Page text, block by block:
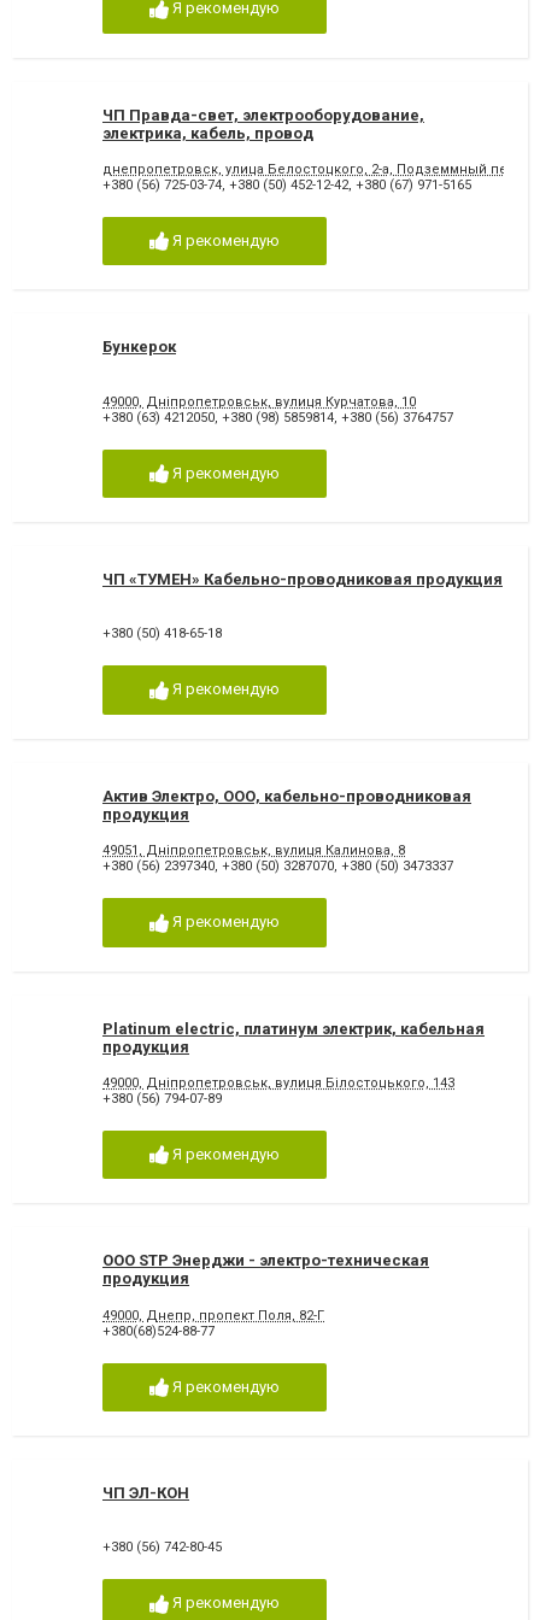
Я рекомендую
ЧП Правда-свет, электрооборудование,
электрика, кабель, провод
днепропетровск, улица Белостоцкого, 2-а, Подземмный
+380 (56) 725-03-74, +380 (50) 452-12-42, +380 (67) 971-5165
Я рекомендую
Бункерок
49000, Дніпропетровськ, вулиця Курчатова, 10
+380 (63) 4212050 +380 (98) 5859814 +380 (56) 3764757
Я рекомендую
ЧП «ТУМЕН» Кабельно-проводниковая продукция
+380 (50) 418-65-18
Я рекомендую
Актив Электро, ООО, кабельно-проводниковая
продукция
49051, Дніпропетровськ, вулиця Калинова, 8
+380 (56) 2397340, +380 (50) 3287070, +380 (50) 3473337
Я рекомендую
Platinum electric, платинум электрик, кабельная
продукция
49000, Дніпропетровськ, вулиця Білостоцького, 143
+380 (56) 794-07-89
Я рекомендую
ООО STP Энерджи - электро-техническая
продукция
49000, Днепр, пропект Поля, 82-Г
+380(68)524-88-77
Я рекомендую
ЧП ЭЛ-КОН
+380 (56) 742-80-45
Я рекомендую